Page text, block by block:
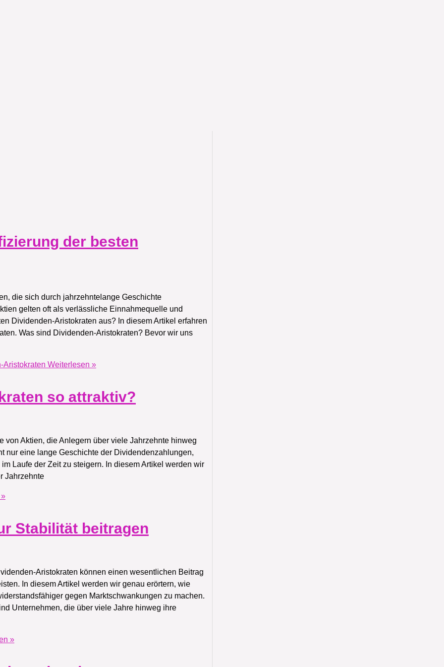
der besten
die sich durch jahrzehntelange Geschichte
gelten oft als verlässliche Einnahmequelle und
Dividenden-Aristokraten aus? In diesem Artikel erfahren
Was sind Dividenden-Aristokraten? Bevor wir uns
Aristokraten Weiterlesen »
so attraktiv?
Aktien, die Anlegern über viele Jahrzehnte hinweg
nur eine lange Geschichte der Dividendenzahlungen,
Laufe der Zeit zu steigern. In diesem Artikel werden wir
Jahrzehnte
Stabilität beitragen
Aristokraten können einen wesentlichen Beitrag
In diesem Artikel werden wir genau erörtern, wie
gegen Marktschwankungen zu machen.
Unternehmen, die über viele Jahre hinweg ihre
»